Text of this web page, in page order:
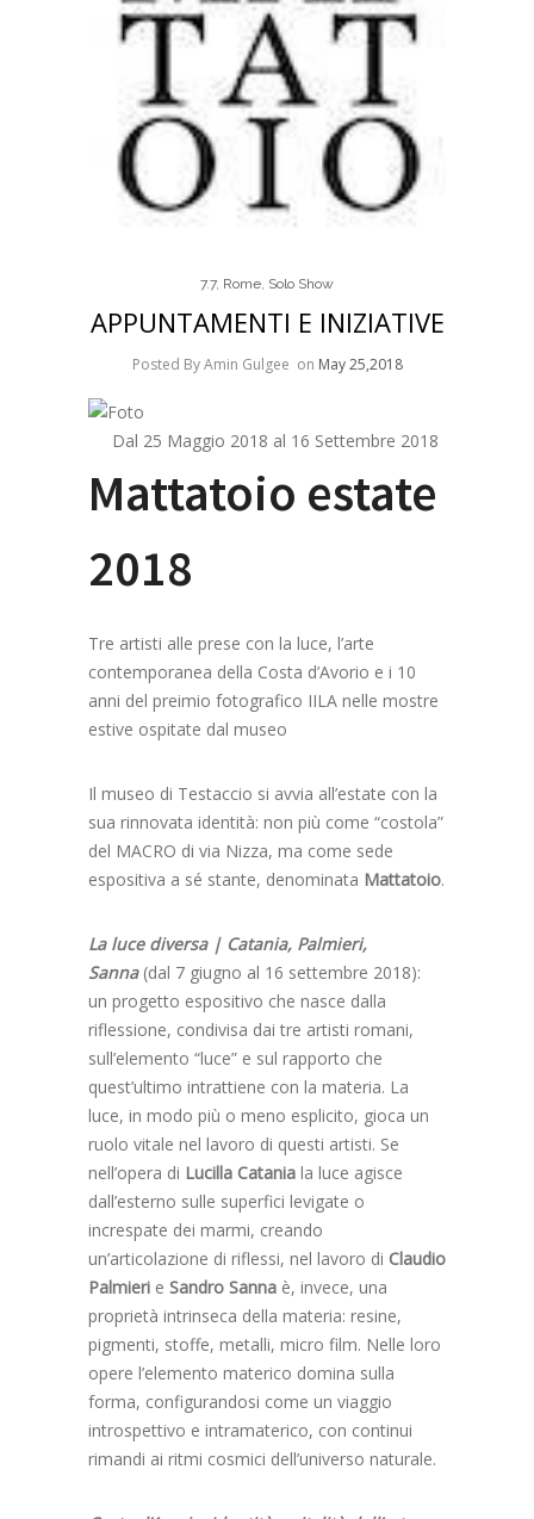
7.7, Rome, Solo Show
APPUNTAMENTI E INIZIATIVE
Posted By Amin Gulgee on May 25,2018
Dal 25 Maggio 2018 al 16 Settembre 2018
Mattatoio estate
2018
Tre artisti alle prese con la luce, l’arte
contemporanea della Costa d’Avorio e i 10
anni del preimio fotografico IILA nelle mostre
estive ospitate dal museo
Il museo di Testaccio si avvia all’estate con la
sua rinnovata identità: non più come “costola”
del MACRO di via Nizza, ma come sede
espositiva a sé stante, denominata Mattatoio.
La luce diversa | Catania, Palmieri,
Sanna(dal 7 giugno al 16 settembre 2018):
un progetto espositivo che nasce dalla
riflessione, condivisa dai tre artisti romani,
sull’elemento “luce” e sul rapporto che
quest’ultimo intrattiene con la materia. La
luce, in modo più o meno esplicito, gioca un
ruolo vitale nel lavoro di questi artisti. Se
nell’opera di Lucilla Catania la luce agisce
dall’esterno sulle superfici levigate o
increspate dei marmi, creando
un’articolazione di riflessi, nel lavoro di Claudio
Palmieri e Sandro Sanna è, invece, una
proprietà intrinseca della materia: resine,
pigmenti, stoffe, metalli, micro film. Nelle loro
opere l’elemento materico domina sulla
forma, configurandosi come un viaggio
introspettivo e intramaterico, con continui
rimandi ai ritmi cosmici dell’universo naturale.